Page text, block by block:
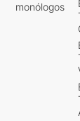
monólogos